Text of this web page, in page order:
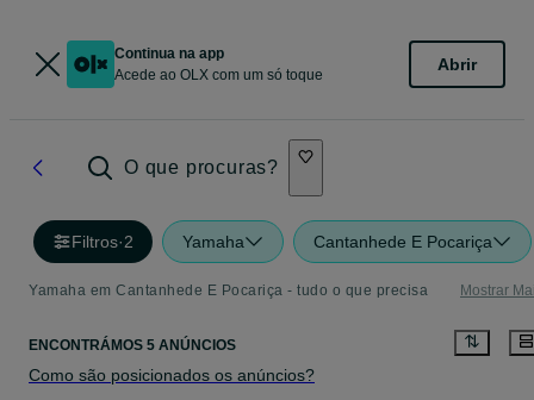
Continua na app
Acede ao OLX com um só toque
Abrir
O que procuras?
Filtros·2 Yamaha Cantanhede E Pocariça
Yamaha em Cantanhede E Pocariça - tudo o que precisa Mostrar
ENCONTRÁMOS 5 ANÚNCIOS
Como são posicionados os anúncios?